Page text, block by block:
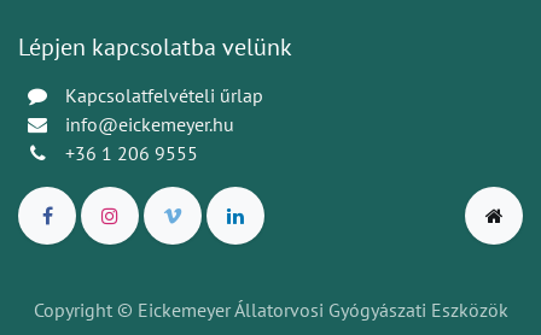
Lépjen kapcsolatba velünk
Kapcsolatfelvételi űrlap
info@eickemeyer.hu
+36 1 206 9555
Copyright © Eickemeyer Állatorvosi Gyógyászati Eszközök